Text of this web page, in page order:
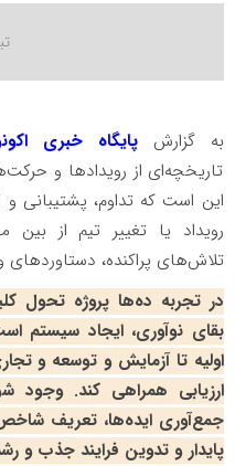
به گزارشپایگاه خبری
تاریخچه‌ای از رویدادها و
این است که تداوم، پشتیبانی و
رویداد یا تغییر تیم از بین
تلاش‌های پراکنده، دستاوردهای
در تجربه ده‌ها پروژه تحول
بقای نوآوری، ایجاد سیستم
اولیه تا آزمایش و توسعه و
ارزیابی همراهی کند. وجود
جمع‌آوری ایده‌ها، تعریف
پایدار و تدوین فرایند جذب و